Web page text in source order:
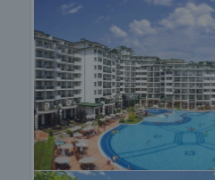
документите за
окончателен договор.
брокер за този имот за
относно процедурата на
плащане.